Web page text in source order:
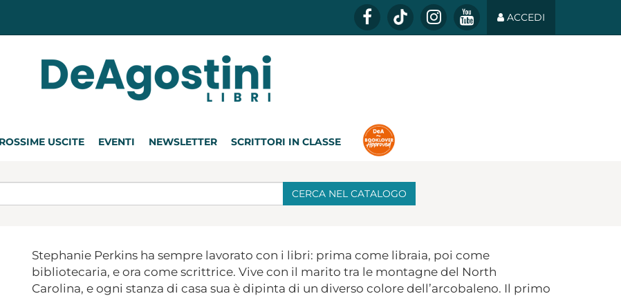
ACCEDI
USCITE EVENTI NEWSLETTER SCRITTORI IN CLASSE
CERCA NEL CATALOGO
Stephanie Perkins ha sempre lavorato con i libri: prima come libraia, poi come
bibliotecaria, e ora come scrittrice. Vive con il marito tra le montagne del North
Carolina, e ogni stanza di casa sua è dipinta di un diverso colore dell’arcobaleno. Il primo